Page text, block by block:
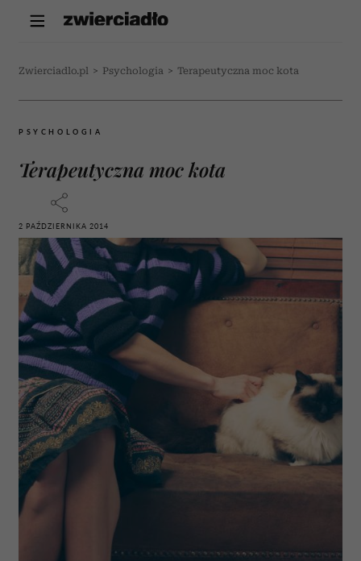
Zwierciadlo.pl > Psychologia > Terapeutyczna moc kota
PSYCHOLOGIA
Terapeutyczna moc kota
2 PAŹDZIERNIKA 2014